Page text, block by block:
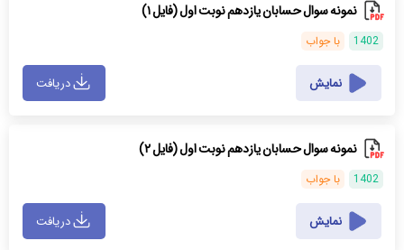
نمونه سوال حسابان یازدهم نوبت اول (فایل ۱)
1402 با جواب
نمایش دریافت
نمونه سوال حسابان یازدهم نوبت اول (فایل ۲)
1402 با جواب
نمایش دریافت